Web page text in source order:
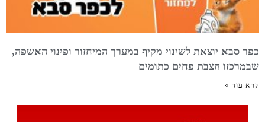
כפר סבא יוצאת לשינוי מקיף במערך המיחזור ופינוי האשפה,
שבמרכזו הצבת פחים כתומים
קרא עוד »